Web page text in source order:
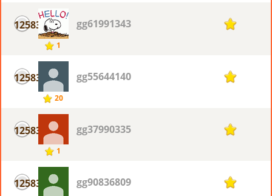
12583
1
gg61991343 1
12583
20
gg55644140 1
12583
1
gg37990335 1
12583 gg90836809 1